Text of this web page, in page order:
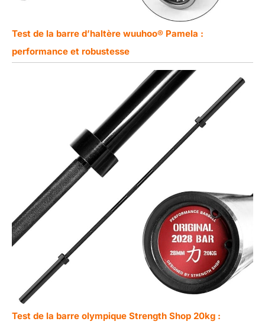
Test de la barre d’haltère wuuhoo® Pamela :
performance et robustesse
Test de la barre olympique Strength Shop 20kg :